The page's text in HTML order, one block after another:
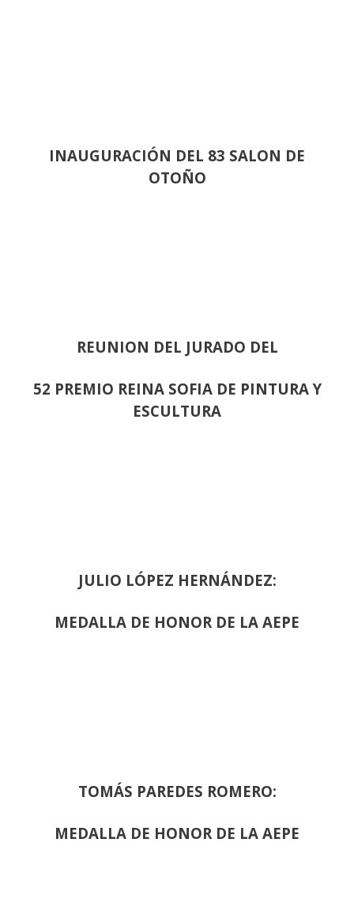
INAUGURACIÓN DEL 83 SALON DE
OTOÑO
REUNION DEL JURADO DEL
52 PREMIO REINA SOFIA DE PINTURA Y
ESCULTURA
JULIO LÓPEZ HERNÁNDEZ:
MEDALLA DE HONOR DE LA AEPE
TOMÁS PAREDES ROMERO:
MEDALLA DE HONOR DE LA AEPE